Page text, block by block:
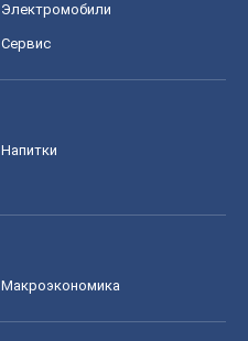
Электромобили
Сервис
Напитки
Mакроэкономика